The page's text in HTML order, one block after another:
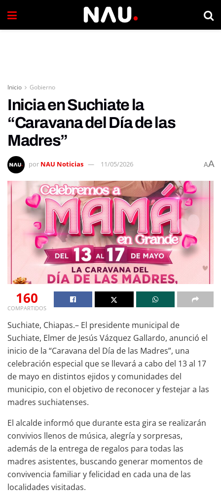
Inicio Gobierno
Inicia en Suchiate la
“Caravana del Día de las
Madres”
por NAU Noticias 11/05/2026 AA
160
COMPARTIDOS
Suchiate, Chiapas.– El presidente municipal de
Suchiate, Elmer de Jesús Vázquez Gallardo, anunció el
inicio de la “Caravana del Día de las Madres”, una
celebración especial que se llevará a cabo del 13 al 17
de mayo en distintos ejidos y comunidades del
municipio, con el objetivo de reconocer y festejar a las
madres suchiatenses.
El alcalde informó que durante esta gira se realizarán
convivios llenos de música, alegría y sorpresas,
además de la entrega de regalos para todas las
madres asistentes, buscando generar momentos de
convivencia familiar y felicidad en cada una de las
localidades visitadas.